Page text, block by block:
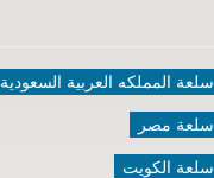
سلعة المملكه العربية السعودية
سلعة مصر
سلعة الكويت